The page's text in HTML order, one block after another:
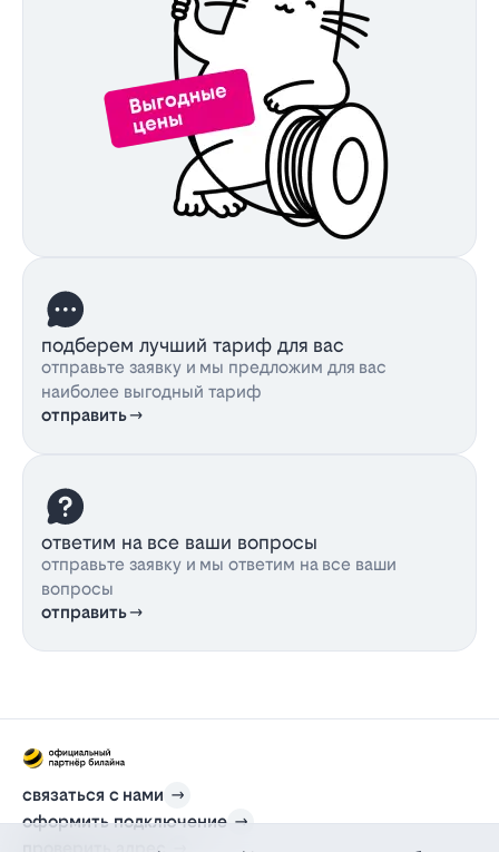
подберем лучший тариф для вас
отправьте заявку и мы предложим для вас
наиболее выгодный тариф
отправить
ответим на все ваши вопросы
отправьте заявку и мы ответим на все ваши
вопросы
отправить
связаться с нами
оформить подключение